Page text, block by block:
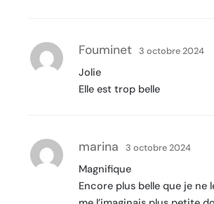
Fouminet 3 octobre 2024
Jolie
Elle est trop belle
marina 3 octobre 2024
Magnifique
Encore plus belle que je ne